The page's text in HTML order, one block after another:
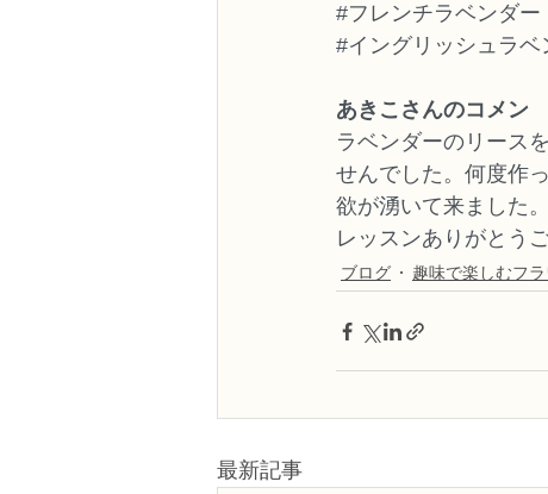
#フレンチラベンダー
#イングリッシュラベ
あきこさんのコメン
ラベンダーのリース
せんでした。何度作
欲が湧いて来ました。
レッスンありがとう
ブログ 趣味で楽しむフ
最新記事